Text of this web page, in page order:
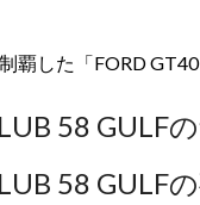
覇した「FORD GT40
58 GULF
58 GULF